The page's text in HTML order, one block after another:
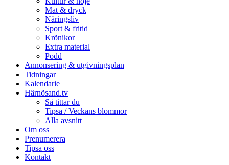
Mat & dryck
Näringsliv
Sport & fritid
Krönikor
Extra material
Podd
Annonsering & utgivningsplan
Tidningar
Kalendarie
Härnösand.tv
Så tittar du
Tipsa / Veckans blommor
Alla avsnitt
Om oss
Prenumerera
Tipsa oss
Kontakt